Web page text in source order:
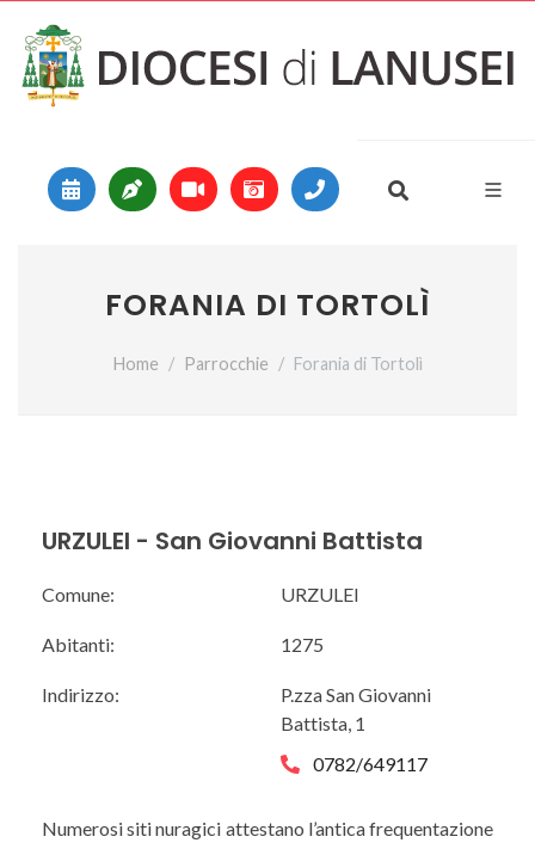
Main Navigation
FORANIA DI TORTOLÌ
Home Parrocchie Forania di Tortolì
URZULEI - San Giovanni Battista
Comune: URZULEI
Abitanti: 1275
Indirizzo:
P.zza San Giovanni
Battista, 1
0782/649117
Numerosi siti nuragici attestano l’antica frequentazione